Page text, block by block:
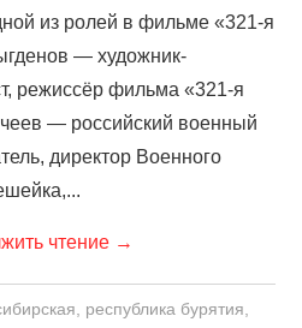
из ролей в фильме «321-я
— художник-
режиссёр фильма «321-я
— российский военный
директор Военного
чтение →
республика бурятия